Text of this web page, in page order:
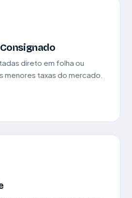
direto em folha ou
menores taxas do mercado.